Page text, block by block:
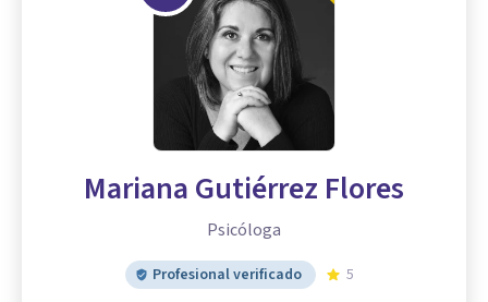
Mariana Gutiérrez Flores
Psicóloga
Profesional verificado 5